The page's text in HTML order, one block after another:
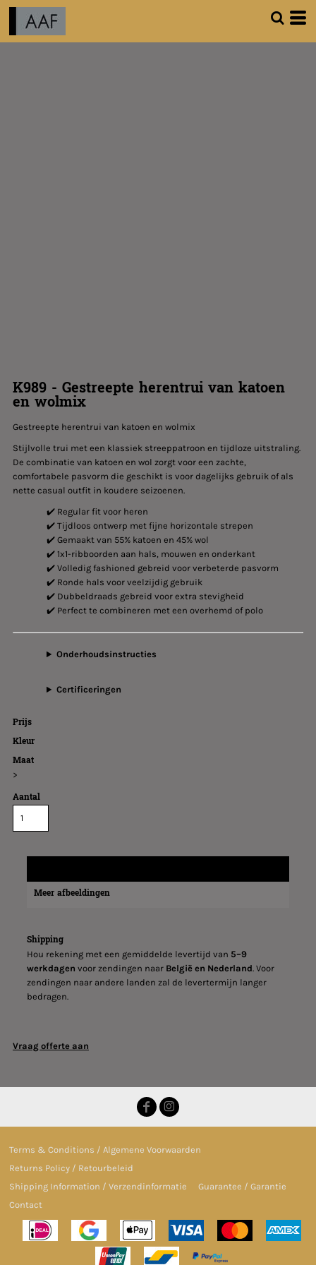
K989 - Gestreepte herentrui van katoen
en wolmix
Gestreepte herentrui van katoen en wolmix
Stijlvolle trui met een klassiek streeppatroon en tijdloze uitstraling.
De combinatie van katoen en wol zorgt voor een zachte,
comfortabele pasvorm die geschikt is voor dagelijks gebruik of als
nette casual outfit in koudere seizoenen.
✔️ Regular fit voor heren
✔️ Tijdloos ontwerp met fijne horizontale strepen
✔️ Gemaakt van 55% katoen en 45% wol
✔️ 1x1-ribboorden aan hals, mouwen en onderkant
✔️ Volledig fashioned gebreid voor verbeterde pasvorm
✔️ Ronde hals voor veelzijdig gebruik
✔️ Dubbeldraads gebreid voor extra stevigheid
✔️ Perfect te combineren met een overhemd of polo
Onderhoudsinstructies
Certificeringen
Prijs
Kleur
Maat
>
Aantal
Meer afbeeldingen
Shipping
Hou rekening met een gemiddelde levertijd van 5–9
werkdagen voor zendingen naar België en Nederland. Voor
zendingen naar andere landen zal de levertermijn langer
bedragen.
Vraag offerte aan
Terms & Conditions / Algemene Voorwaarden
Returns Policy / Retourbeleid
Shipping Information / Verzendinformatie
Guarantee / Garantie
Contact